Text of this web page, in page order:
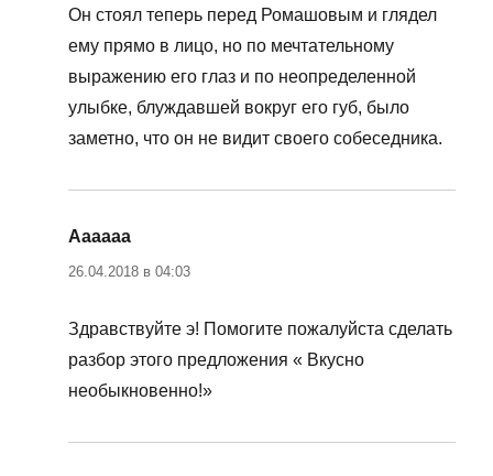
Он стоял теперь перед Ромашовым и глядел
ему прямо в лицо, но по мечтательному
выражению его глаз и по неопределенной
улыбке, блуждавшей вокруг его губ, было
заметно, что он не видит своего собеседника.
Аааааа
26.04.2018 в 04:03
Здравствуйте э! Помогите пожалуйста сделать
разбор этого предложения « Вкусно
необыкновенно!»